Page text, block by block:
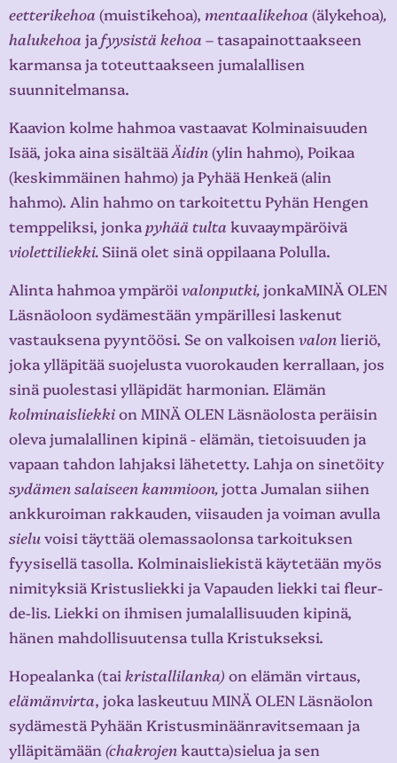
eetterikehoa (muistikehoa), mentaalikehoa (älykehoa),
halukehoa jafyysistä kehoa –tasapainottaakseen
karmansa ja toteuttaakseen jumalallisen
suunnitelmansa.
Kaavion kolme hahmoa vastaavat Kolminaisuuden
Isää, joka aina sisältääÄidin(ylin hahmo), Poikaa
(keskimmäinen hahmo) ja Pyhää Henkeä (alin
hahmo). Alin hahmo on tarkoitettu Pyhän Hengen
temppeliksi, jonkapyhää tulta kuvaaympäröivä
violettiliekki. Siinä olet sinä oppilaana Polulla.
Alinta hahmoa ympäröi valonputki, jonkaMINÄ OLEN
Läsnäoloon sydämestään ympärillesi laskenut
vastauksena pyyntöösi. Se on valkoisen valonlieriö,
joka ylläpitää suojelusta vuorokauden kerrallaan, jos
sinä puolestasi ylläpidät harmonian. Elämän
kolminaisliekkion MINÄ OLEN Läsnäolosta peräisin
oleva jumalallinen kipinä - elämän, tietoisuuden ja
vapaan tahdon lahjaksi lähetetty. Lahja on sinetöity
sydämen salaiseen kammioon, jotta Jumalan siihen
ankkuroiman rakkauden, viisauden ja voiman avulla
sieluvoisi täyttää olemassaolonsa tarkoituksen
fyysisellä tasolla. Kolminaisliekistä käytetään myös
nimityksiä Kristusliekki ja Vapauden liekki tai fleur-
de-lis.Liekki on ihmisen jumalallisuuden kipinä,
hänen mahdollisuutensa tulla Kristukseksi.
Hopealanka (tai kristallilanka) on elämän virtaus,
elämänvirta, joka laskeutuu MINÄ OLEN Läsnäolon
sydämestä Pyhään Kristusminäänravitsemaan ja
ylläpitämään (chakrojenkautta)sielua ja sen